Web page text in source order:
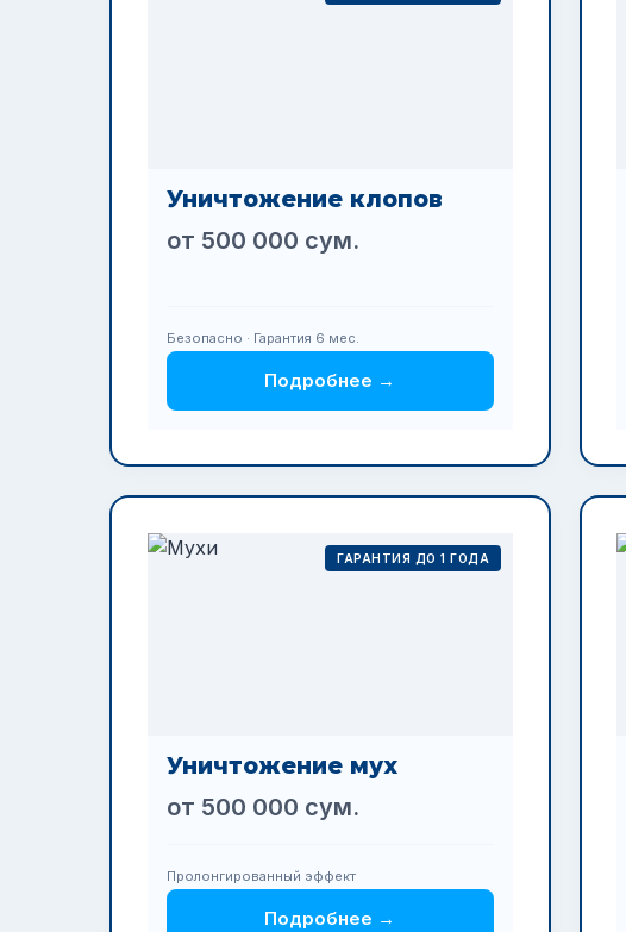
Уничтожение клопов
от 500 000 сум.
Безопасно · Гарантия 6 мес.
Подробнее →
ГАРАНТИЯ ДО 1 ГОДА
Уничтожение мух
от 500 000 сум.
Пролонгированный эффект
Подробнее →